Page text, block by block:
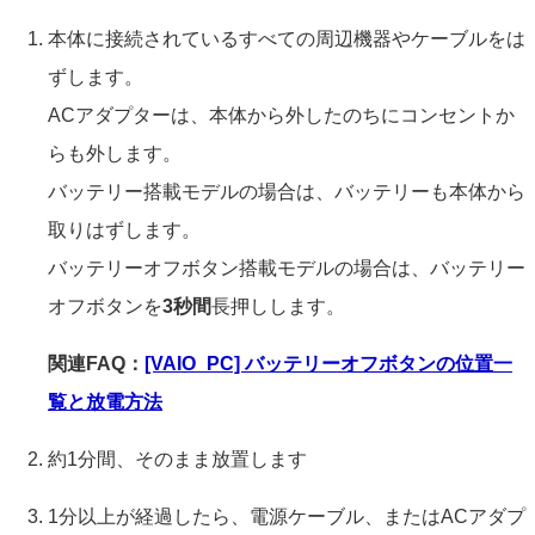
本体に接続されているすべての周辺機器やケーブルをは
ずします。
ACアダプターは、本体から外したのちにコンセントか
らも外します。
バッテリー搭載モデルの場合は、バッテリーも本体から
取りはずします。
バッテリーオフボタン搭載モデルの場合は、バッテリー
オフボタンを3秒間長押しします。
関連FAQ： [VAIO_PC] バッテリーオフボタンの位置一
覧と放電方法
約1分間、そのまま放置します
1分以上が経過したら、電源ケーブル、またはACアダプ